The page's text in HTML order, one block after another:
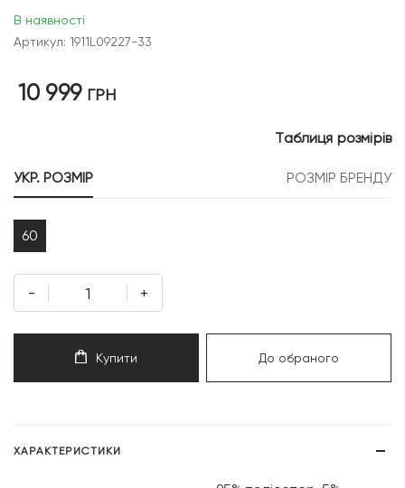
В наявності
Артикул: 1911L09227-33
10 999 ГРН
УКР. РОЗМІР РОЗМІР БРЕНДУ
Таблиця розмірів
60
- +
Купити До обраного
ХАРАКТЕРИСТИКИ